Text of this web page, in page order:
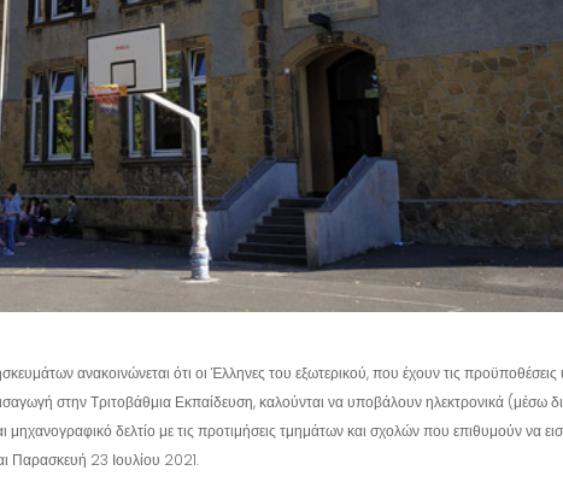
ανακοινώνεται ότι οι Έλληνες του εξωτερικού, που έχουν τις
στην Τριτοβάθμια Εκπαίδευση, καλούνται να υποβάλουν ηλεκτρονικά (μέσω
μηχανογραφικό δελτίο με τις προτιμήσεις τμημάτων και σχολών που επιθυμούν να
Παρασκευή 23 Ιουλίου 2021.